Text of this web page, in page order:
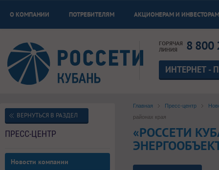
О КОМПАНИИ ПОТРЕБИТЕЛЯМ АКЦИОНЕРАМ И ИНВЕСТОРАМ
ГОРЯЧАЯ
ЛИНИЯ
8 800
ИНТЕРНЕТ -
Главная Пресс-центр
районах края
«РОССЕТИ
ВЕРНУТЬСЯ В РАЗДЕЛ
ПРЕСС-ЦЕНТР
Новости компании